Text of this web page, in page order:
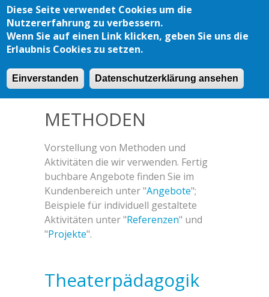
Diese Seite verwendet Cookies um die
Nutzererfahrung zu verbessern.
Wenn Sie auf einen Link klicken, geben Sie uns die
Erlaubnis Cookies zu setzen.
Einverstanden Datenschutzerklärung ansehen
Skip to main content
METHODEN
METHODEN
Vorstellung von Methoden und
Aktivitäten die wir verwenden. Fertig
buchbare Angebote finden Sie im
Kundenbereich unter "Angebote";
Beispiele für individuell gestaltete
Aktivitäten unter "Referenzen" und
"Projekte".
Theaterpädagogik